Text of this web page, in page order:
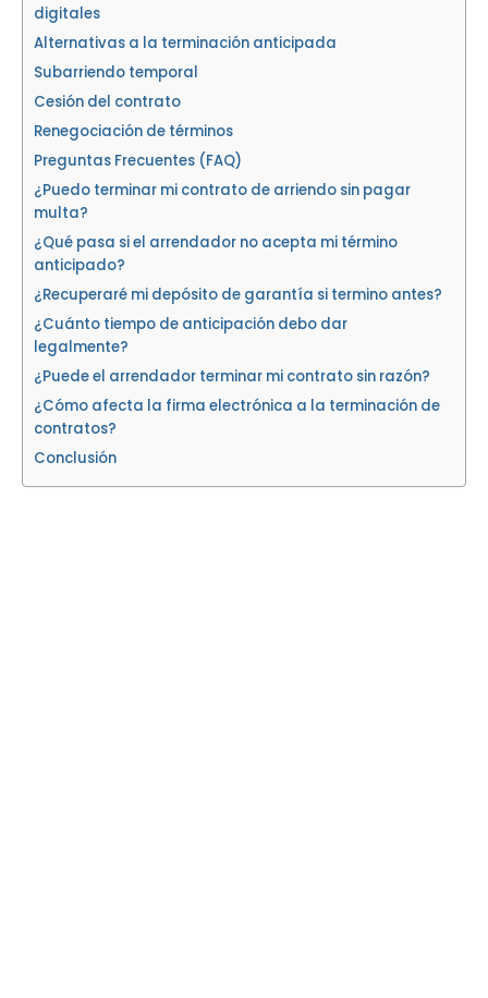
digitales
Alternativas a la terminación anticipada
Subarriendo temporal
Cesión del contrato
Renegociación de términos
Preguntas Frecuentes (FAQ)
¿Puedo terminar mi contrato de arriendo sin pagar
multa?
¿Qué pasa si el arrendador no acepta mi término
anticipado?
¿Recuperaré mi depósito de garantía si termino antes?
¿Cuánto tiempo de anticipación debo dar
legalmente?
¿Puede el arrendador terminar mi contrato sin razón?
¿Cómo afecta la firma electrónica a la terminación de
contratos?
Conclusión